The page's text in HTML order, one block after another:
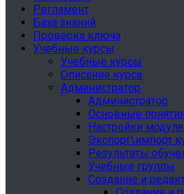
Регламент
База знаний
Проверка ключа
Учебные курсы
Учебные курсы
Описание курса
Администратор
Администратор
Основные понятия
Настройки
Экспорт\импорт
Результаты
Учебные группы
Создание и